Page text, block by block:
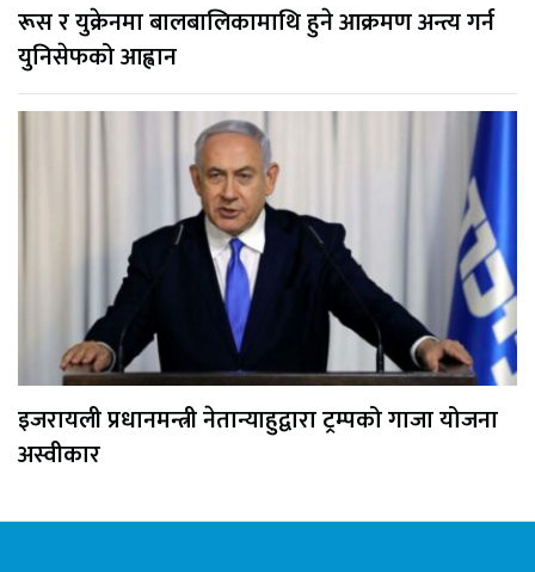
रूस र युक्रेनमा बालबालिकामाथि हुने आक्रमण अन्त्य गर्न
युनिसेफको आह्वान
इजरायली प्रधानमन्त्री नेतान्याहुद्वारा ट्रम्पको गाजा योजना
अस्वीकार